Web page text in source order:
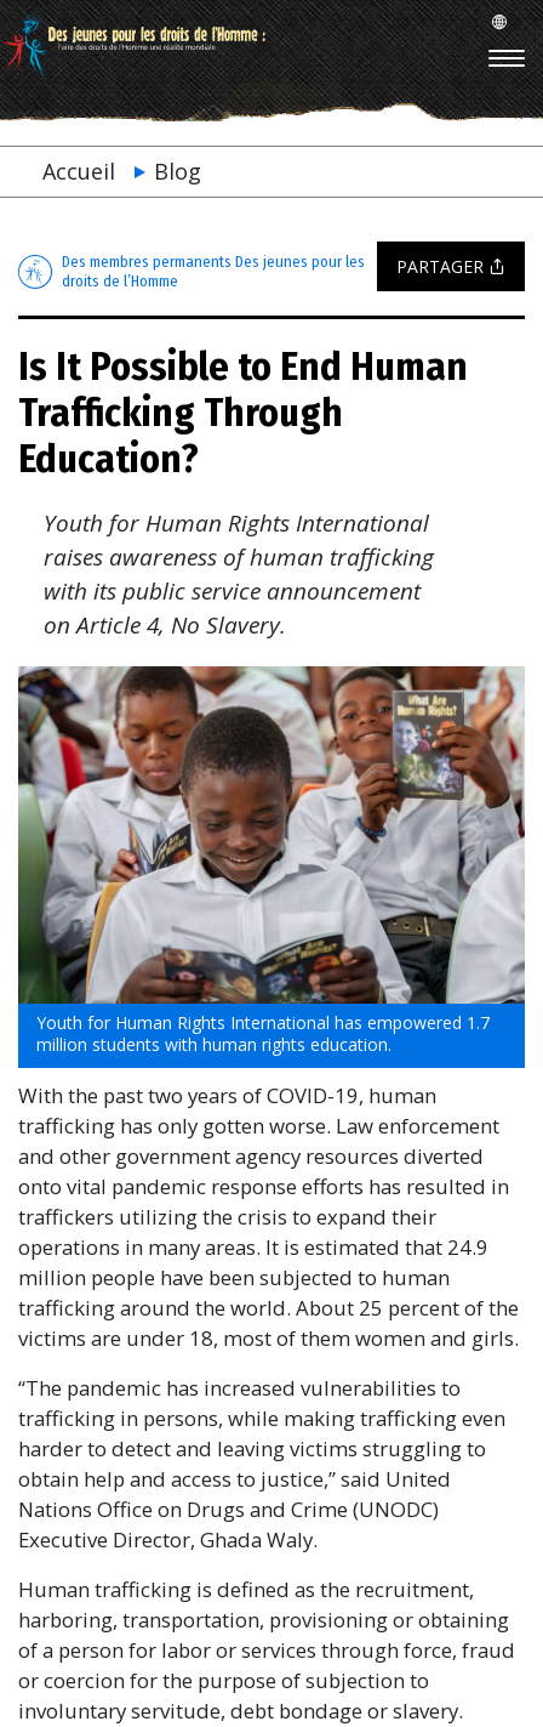
Accueil Blog
Des membres permanents Des jeunes pour les
droits de l’Homme
PARTAGER
Is It Possible to End Human
Trafficking Through
Education?
Youth for Human Rights International
raises awareness of human trafficking
with its public service announcement
on Article 4, No Slavery.
Youth for Human Rights International has empowered 1.7
million students with human rights education.
With the past two years of COVID-19, human
trafficking has only gotten worse. Law enforcement
and other government agency resources diverted
onto vital pandemic response efforts has resulted in
traffickers utilizing the crisis to expand their
operations in many areas. It is estimated that 24.9
million people have been subjected to human
trafficking around the world. About 25 percent of the
victims are under 18, most of them women and girls.
“The pandemic has increased vulnerabilities to
trafficking in persons, while making trafficking even
harder to detect and leaving victims struggling to
obtain help and access to justice,” said United
Nations Office on Drugs and Crime (UNODC)
Executive Director, Ghada Waly.
Human trafficking is defined as the recruitment,
harboring, transportation, provisioning or obtaining
of a person for labor or services through force, fraud
or coercion for the purpose of subjection to
involuntary servitude, debt bondage or slavery.